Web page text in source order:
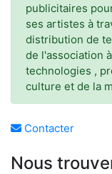
publicitaires
ses artistes à
distribution de
de l'association
technologies ,
culture et de la
Contacter
Nous